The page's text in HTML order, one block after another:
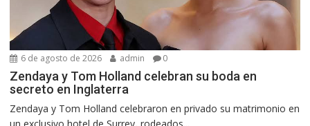
6 de agosto de 2026 admin 0
Zendaya y Tom Holland celebran su boda en
secreto en Inglaterra
Zendaya y Tom Holland celebraron en privado su matrimonio en